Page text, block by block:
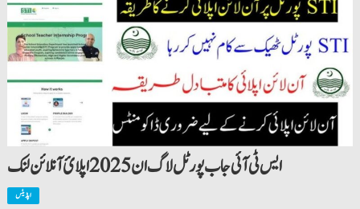
ایس ٹی آئی جاب پورٹل لاگ ان 2025 اپلائ آنلائن لنک
اپڈیٹس